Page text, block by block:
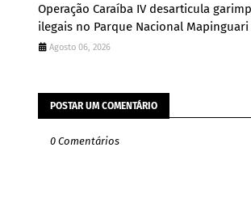
Operação Caraíba IV desarticula
ilegais no Parque Nacional Mapinguari
Agosto 06, 2026
POSTAR UM COMENTÁRIO
0 Comentários